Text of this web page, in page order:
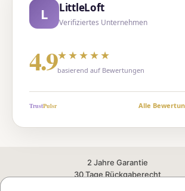
L LittleLoft
Verifiziertes Unternehmen
4.9★★★★★
basierend auf Bewertungen
TrustPulsr Alle
2 Jahre Garantie
30 Tage Rückgaberecht